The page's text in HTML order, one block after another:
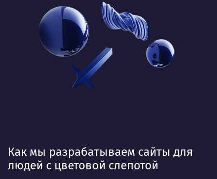
Как мы разрабатываем сайты для
людей с цветовой слепотой